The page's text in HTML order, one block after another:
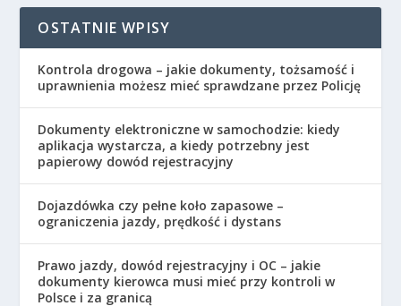
OSTATNIE WPISY
Kontrola drogowa – jakie dokumenty, tożsamość i
uprawnienia możesz mieć sprawdzane przez Policję
Dokumenty elektroniczne w samochodzie: kiedy
aplikacja wystarcza, a kiedy potrzebny jest
papierowy dowód rejestracyjny
Dojazdówka czy pełne koło zapasowe –
ograniczenia jazdy, prędkość i dystans
Prawo jazdy, dowód rejestracyjny i OC – jakie
dokumenty kierowca musi mieć przy kontroli w
Polsce i za granicą